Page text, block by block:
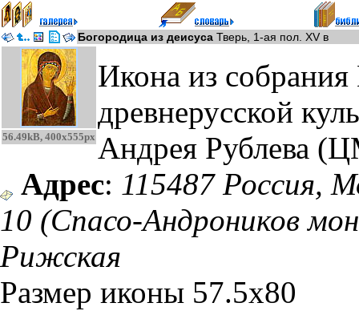
Богородица из деисуса Тверь, 1-ая пол. XV в
56.49kB, 400x555px
Икона из
древнерусской
Андрея Рублева
Адрес: 115487 Россия,
10 (Спасо-Андроников
Рижская
Размер иконы 57.5x80